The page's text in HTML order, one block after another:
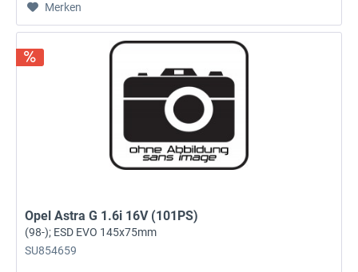
Merken
Opel Astra G 1.6i 16V (101PS)
(98-); ESD EVO 145x75mm
SU854659